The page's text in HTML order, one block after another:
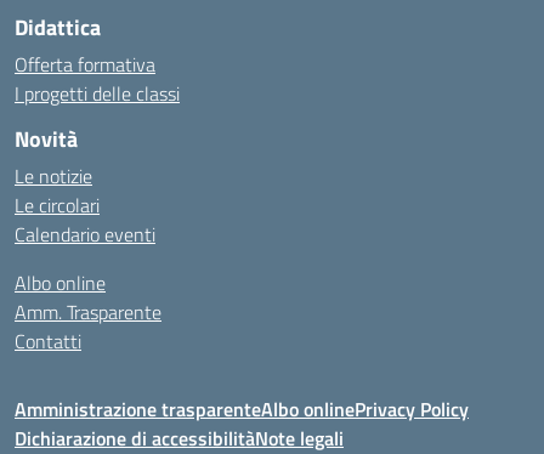
Didattica
Offerta formativa
I progetti delle classi
Novità
Le notizie
Le circolari
Calendario eventi
Albo online
Amm. Trasparente
Contatti
Amministrazione trasparenteAlbo onlinePrivacy Policy
Dichiarazione di accessibilitàNote legali